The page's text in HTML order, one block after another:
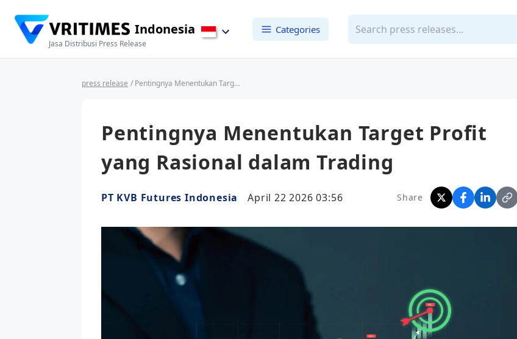
Indonesia
Jasa Distribusi Press Release
Categories
press release / Pentingnya Menentukan Target Profit yang Rasional dalam Trading
Pentingnya Menentukan Target Profit
yang Rasional dalam Trading
PT KVB Futures Indonesia April 22 2026 03:56 Share